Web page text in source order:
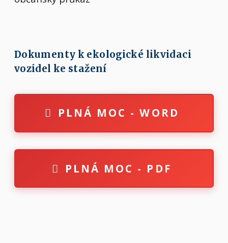
Dokumenty k ekologické likvidaci
vozidel ke stažení
PLNÁ MOC - WORD
PLNÁ MOC - PDF